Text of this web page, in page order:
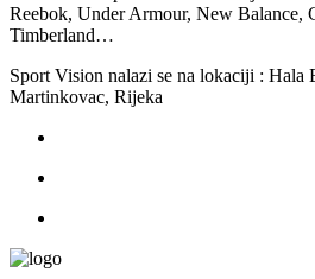
Reebok, Under Armour, New Balance,
Timberland…
Sport Vision nalazi se na lokaciji : Hala
Martinkovac, Rijeka